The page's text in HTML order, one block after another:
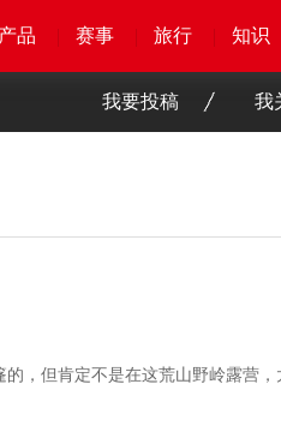
产品 赛事 旅行 知识
产品 赛事 旅行 知识
产品 赛事 旅行 知识
产品 赛事 旅行 知识
我要投稿 我
，但肯定不是在这荒山野岭露营，